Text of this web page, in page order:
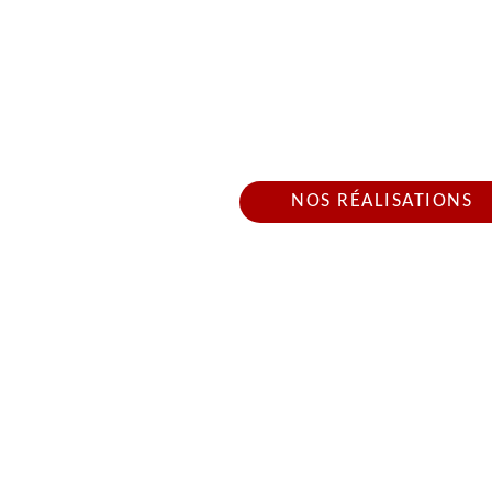
NOS RÉALISATIONS